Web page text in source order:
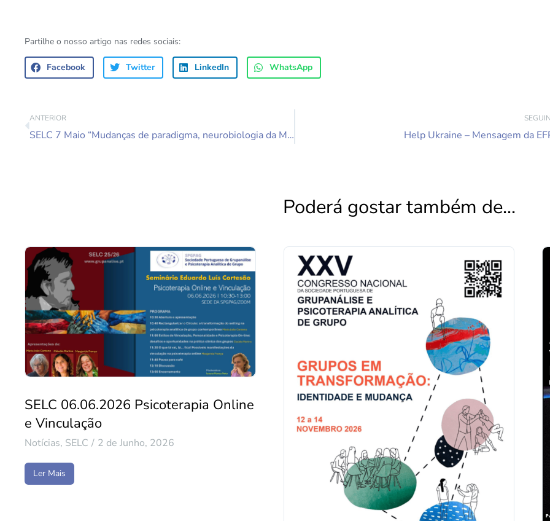
Partilhe o nosso artigo nas redes sociais:
Facebook Twitter LinkedIn WhatsApp
ANTERIOR
SELC 7 Maio “Mudanças de paradigma, neurobiologia da Memória e Grupanálise” Help Ukraine – Mensagem da
Poderá gostar também de...
SELC 06.06.2026 Psicoterapia Online
e Vinculação
Notícias, SELC 2 de Junho, 2026
Ler Mais